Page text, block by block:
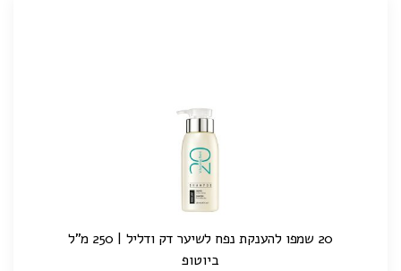
20 שמפו להענקת נפח לשיער דק ודליל | 250 מ"ל
ביוטופ